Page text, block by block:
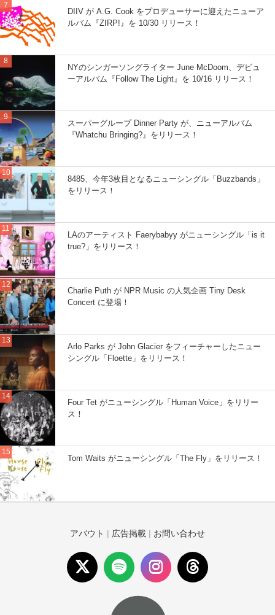
DIIV が A.G. Cook をプロデューサーに迎えたニューア
ルバム『ZIRP!』を 10/30 リリース！
NYのシンガーソングライター June McDoom、デビュ
ーアルバム『Follow The Light』を 10/16 リリース！
スーパーグループ Dinner Party が、ニューアルバム
『Whatchu Bringing?』をリリース！
8485、今年3枚目となるニューシングル「Buzzbands」
をリリース！
LAのアーティスト Faerybabyy がニューシングル「is it
true?」をリリース！
Charlie Puth が NPR Music の人気企画 Tiny Desk
Concert に登場！
Arlo Parks が John Glacier をフィーチャーしたニュー
シングル「Floette」をリリース！
Four Tet がニューシングル「Human Voice」をリリー
ス！
Tom Waits がニューシングル「The Fly」をリリース！
アバウト | 広告掲載 | お問い合わせ